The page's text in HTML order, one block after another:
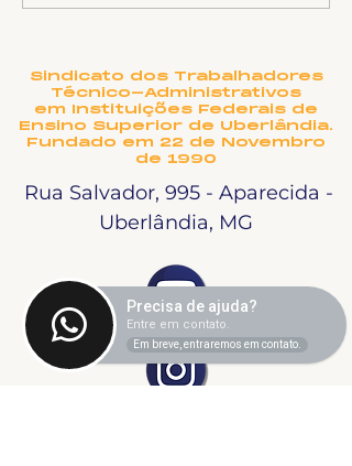
Sindicato dos Trabalhadores
Técnico-Administrativos
em Instituições Federais de
Ensino Superior de Uberlândia.
Fundado em 22 de Novembro
de 1990
Rua Salvador, 995 - Aparecida -
Uberlândia, MG
Precisa de ajuda?
Entre em contato.
Em breve, entraremos em contato.